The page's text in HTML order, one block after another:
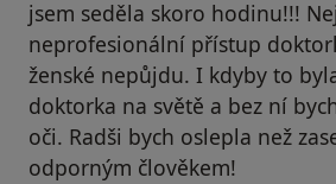
jsem seděla skoro hodinu!!!
neprofesionální přístup
ženské nepůjdu. I kdyby to
doktorka na světě a bez ní
oči. Radši bych oslepla než
odporným člověkem!